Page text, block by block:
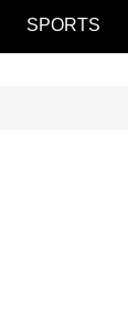
SPORTS